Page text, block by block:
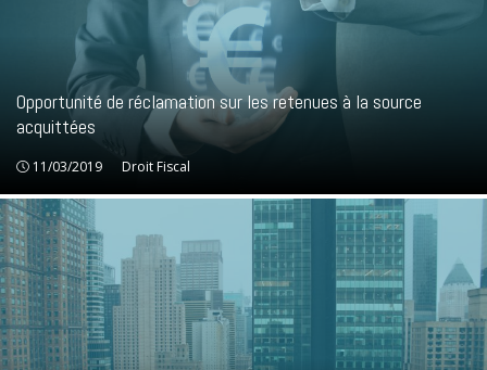
Opportunité de réclamation sur les retenues à la source
acquittées
11/03/2019 Droit Fiscal
Droit Fiscal